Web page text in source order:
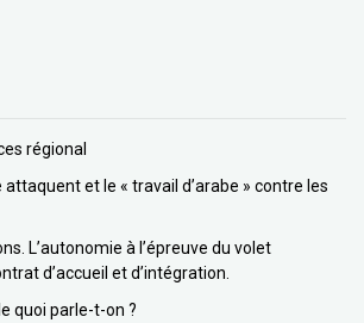
régional
attaquent et le « travail d’arabe » contre les
L’autonomie à l’épreuve du volet
d’accueil et d’intégration.
quoi parle-t-on ?